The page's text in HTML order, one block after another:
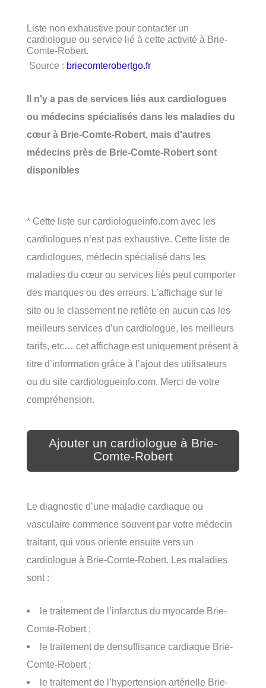
Liste non exhaustive pour contacter un
cardiologue ou service lié à cette activité à Brie-
Comte-Robert.
Source : briecomterobertgo.fr
Il n'y a pas de services liés aux cardiologues
ou médecins spécialisés dans les maladies du
cœur à Brie-Comte-Robert, mais d'autres
médecins près de Brie-Comte-Robert sont
disponibles
* Cette liste sur cardiologueinfo.com avec les
cardiologues n’est pas exhaustive. Cette liste de
cardiologues, médecin spécialisé dans les
maladies du cœur ou services liés peut comporter
des manques ou des erreurs. L’affichage sur le
site ou le classement ne reflète en aucun cas les
meilleurs services d’un cardiologue, les meilleurs
tarifs, etc… cet affichage est uniquement présent à
titre d’information grâce à l’ajout des utilisateurs
ou du site cardiologueinfo.com. Merci de votre
compréhension.
Ajouter un cardiologue à Brie-
Comte-Robert
Le diagnostic d’une maladie cardiaque ou
vasculaire commence souvent par votre médecin
traitant, qui vous oriente ensuite vers un
cardiologue à Brie-Comte-Robert. Les maladies
sont :
le traitement de l’infarctus du myocarde Brie-
Comte-Robert ;
le traitement de densuffisance cardiaque Brie-
Comte-Robert ;
le traitement de l’hypertension artérielle Brie-